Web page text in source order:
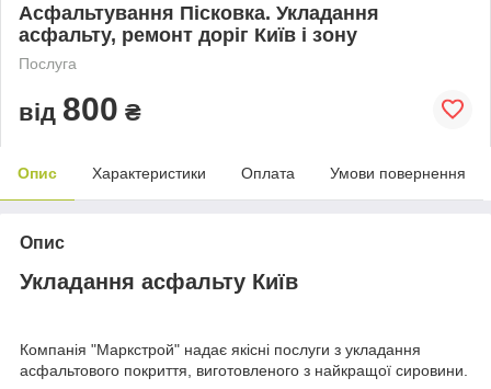
Асфальтування Пісковка. Укладання
асфальту, ремонт доріг Київ і зону
Послуга
від 800 ₴
Опис Характеристики Оплата Умови повернення
Опис
Укладання асфальту Київ
Компанія "Маркстрой" надає якісні послуги з укладання
асфальтового покриття, виготовленого з найкращої сировини.